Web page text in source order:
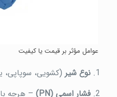
عوامل مؤثر بر قیمت یا کیفیت
نوع شیر (کشویی، سوپاپی،
فشار اسمی (PN)
– هرچه